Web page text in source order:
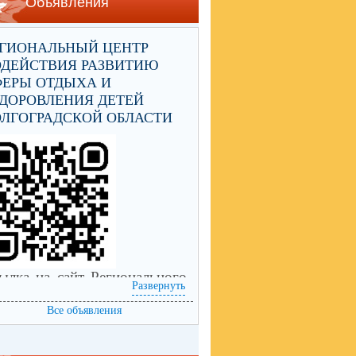
ЦЕНТР
РАЗВИТИЮ
ОТДЫХА И
ДЕТЕЙ
ОБЛАСТИ
на сайт Регионального
содействия развитию
отдыха и оздоровления
Волгоградской области
Развернуть
Все объявления